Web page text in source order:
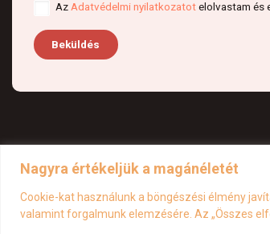
Nagyra értékeljük a magánéletét
Cookie-kat használunk a böngészési élmény
valamint forgalmunk elemzésére. Az „Összes
AzAdatvédelmi nyilatkozatot elolvastam és
ÁSZF